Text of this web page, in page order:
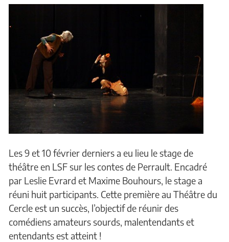
Les 9 et 10 février derniers a eu lieu le stage de
théâtre en LSF sur les contes de Perrault. Encadré
par Leslie Evrard et Maxime Bouhours, le stage a
réuni huit participants. Cette première au Théâtre du
Cercle est un succès, l’objectif de réunir des
comédiens amateurs sourds, malentendants et
entendants est atteint !